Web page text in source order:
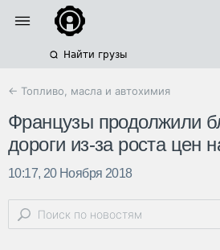
Найти грузы
← Топливо, масла и автохимия
Французы продолжили
дороги из-за роста цен
10:17, 20 Ноября 2018